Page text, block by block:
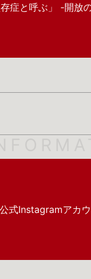
存症と呼ぶ」 -開放
式Instagramアカ